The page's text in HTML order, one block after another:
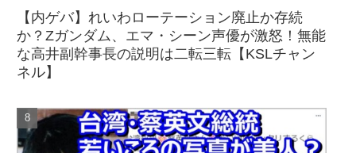
【内ゲバ】れいわローテーション廃止か存続
か？Zガンダム、エマ・シーン声優が激怒！無能
な高井副幹事長の説明は二転三転【KSLチャン
ネル】